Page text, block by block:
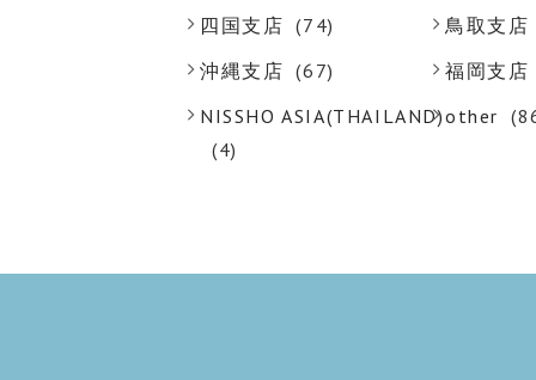
四国支店 (74)
鳥取支店
沖縄支店 (67)
福岡支店
NISSHO ASIA(THAILAND)
(4)
other